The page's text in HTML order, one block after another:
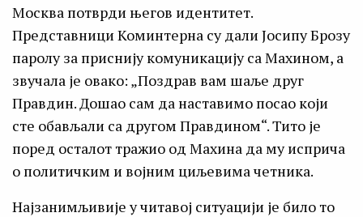
Москва потврди његов идентитет.
Представници Коминтерна су дали Јосипу Брозу
паролу за приснију комуникацију са Махином, а
звучала је овако: „Поздрав вам шаље друг
Правдин. Дошао сам да наставимо посао који
сте обављали са другом Правдином“. Тито је
поред осталот тражио од Махина да му исприча
о политичким и војним циљевима четника.
Најзанимљивије у читавој ситуацији је било то